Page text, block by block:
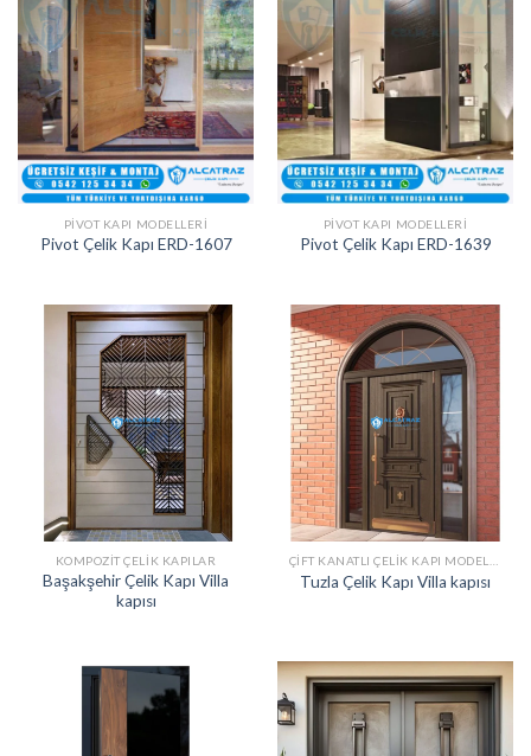
PIVOT KAPI MODELLERI
Pivot Çelik Kapı ERD-1607
PIVOT KAPI MODELLERI
Pivot Çelik Kapı ERD-1639
KOMPOZIT ÇELIK KAPILAR
Başakşehir Çelik Kapı Villa
kapısı
Tuzla Çelik Kapı Villa kapısı